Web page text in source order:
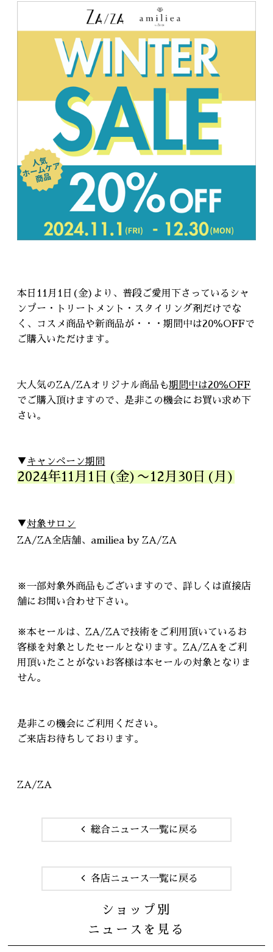
本日11月1日(金)より、普段ご愛用下さっているシャ
ンプー・トリートメント・スタイリング剤だけでな
く、コスメ商品や新商品が・・・期間中は20％OFFで
ご購入いただけます。
大人気のZA/ZAオリジナル商品も期間中は20％OFF
でご購入頂けますので、是非この機会にお買い求め下
さい。
▼ キャンペーン期間
2024年11月1日(金)〜12月30日(月)
▼対象サロン
ZA/ZA全店舗、amiliea by ZA/ZA
※一部対象外商品もございますので、詳しくは直接店
舗にお問い合わせ下さい。
※本セールは、ZA/ZAで技術をご利用頂いているお
客様を対象としたセールとなります。ZA/ZAをご利
用頂いたことがないお客様は本セールの対象となりま
せん。
是非この機会にご利用ください。
ご来店お待ちしております。
ZA/ZA
総合ニュース一覧に戻る
各店ニュース一覧に戻る
ショップ別
ニュースを見る